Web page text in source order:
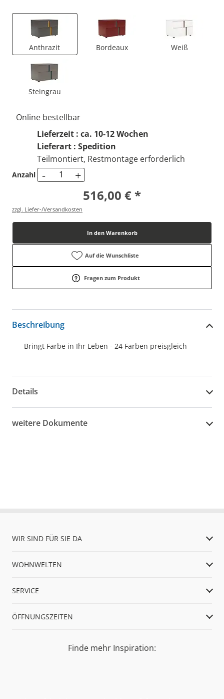
Anthrazit Bordeaux Weiß
Steingrau
Online bestellbar
Lieferzeit : ca. 10-12 Wochen
Lieferart : Spedition
Teilmontiert, Restmontage erforderlich
Anzahl - +
516,00 € *
zzgl. Liefer-/Versandkosten
In den Warenkorb
Auf die Wunschliste
Fragen zum Produkt
Beschreibung
Bringt Farbe in Ihr Leben - 24 Farben preisgleich
Details
weitere Dokumente
WIR SIND FÜR SIE DA
WOHNWELTEN
SERVICE
ÖFFNUNGSZEITEN
Finde mehr Inspiration: